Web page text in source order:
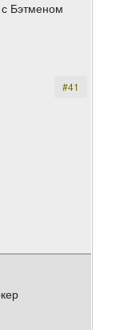
с Бэтменом
#41